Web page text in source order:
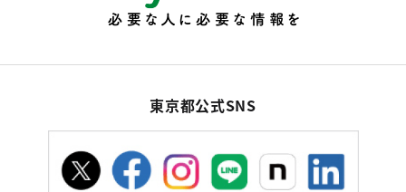
東京都公式SNS